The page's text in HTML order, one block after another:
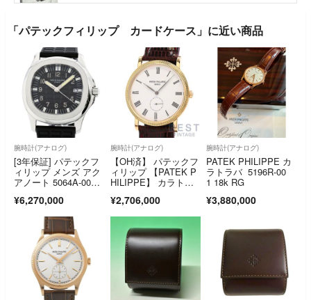
「パテックフィリップ カードケース」に近い商品
腕時計(アナログ)
[3年保証] パテックフ
ィリップ メンズ アク
アノート 5064A-00
ラック ラバーベル
ト クオーツ 腕時計 中
古 送料無料
¥6,270,000
腕時計(アナログ)
【OH済】 パテックフ
ィリップ 【PATEK P
HILIPPE】 カラトラ
ズ ホワイト K18イエ
ローゴールド 腕時
計 時計 CALATRAV
A WHITE K18YG PP
【中古】
¥2,706,000
腕時計(アナログ)
PATEK PHILIPPE カ
ラトラバ 5196R-00
1 18k RG
¥3,880,000